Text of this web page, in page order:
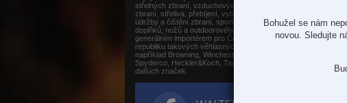
střelných zbraní, vzduchových a plynových
zbraní, střeliva, přebíjení, vybavení střelnic,
údržby a čištění zbraní, sportovních a loveckých
doplňků, nožů a outdoorového vybavení. Jsme
generálním importérem pro Českou a Slovenskou
republiku takových věhlasných značek jako je
například Browning, Winchester, Gamo,
Spyderco, Heckler&Koch, Taurus, Nikko Stirling a
dalších značek.
Bohužel se nám
novou. Sledujte